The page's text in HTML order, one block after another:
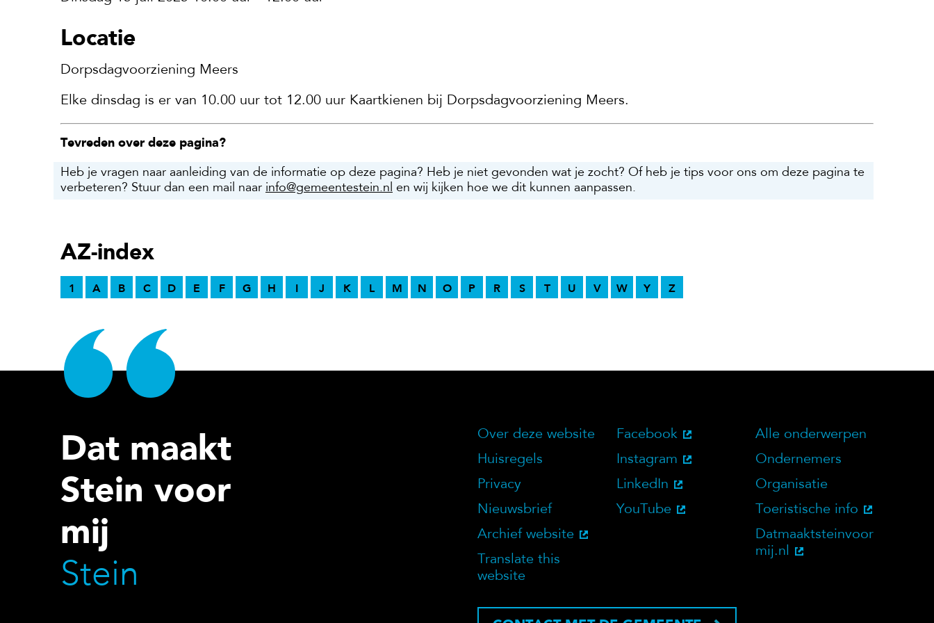
Locatie
Dorpsdagvoorziening Meers
Elke dinsdag is er van 10.00 uur tot 12.00 uur Kaartkienen bij Dorpsdagvoorziening Meers.
Tevreden over deze pagina?
Heb je vragen naar aanleiding van de informatie op deze pagina? Heb je niet gevonden wat je zocht? Of heb je tips voor ons om deze pagina te
verbeteren? Stuur dan een mail naar info@gemeentestein.nl en wij kijken hoe we dit kunnen aanpassen.
AZ-index
1 A B C D E F G H I J K L M N O P R S T U V W Y Z
Dat maakt
Stein voor
mij
Stein
Over deze website
Over deze website
Huisregels
Privacy
Nieuwsbrief
Archief website
Translate this
website
Social Media
Facebook
Instagram
LinkedIn
YouTube
Doelgroepen
Alle onderwerpen
Ondernemers
Organisatie
Toeristische info
Datmaaktsteinvoor
mij.nl